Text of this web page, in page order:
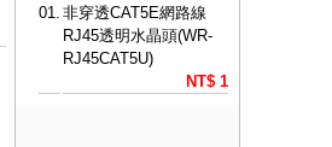
01. 非穿透CAT5E網路線
RJ45透明水晶頭(WR-
RJ45CAT5U)
NT$ 1